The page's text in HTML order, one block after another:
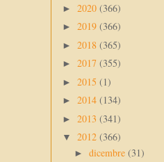
► 2020 (366)
► 2019 (366)
► 2018 (365)
► 2017 (355)
► 2015 (1)
► 2014 (134)
► 2013 (341)
▼ 2012 (366)
► dicembre (31)